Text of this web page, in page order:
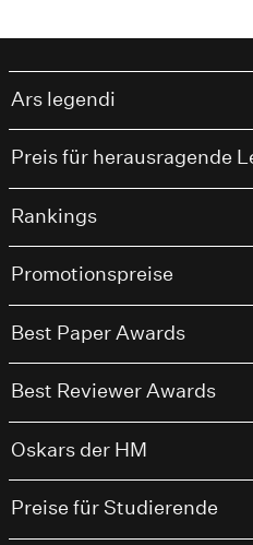
Ars legendi
Preis für herausragende
Rankings
Promotionspreise
Best Paper Awards
Best Reviewer Awards
Oskars der HM
Preise für Studierende